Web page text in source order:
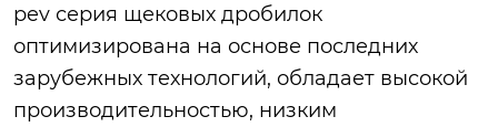
pev серия щековых дробилок
оптимизирована на основе последних
зарубежных технологий, обладает высокой
производительностью, низким